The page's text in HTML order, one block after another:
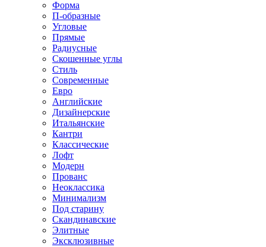
Форма
П-образные
Угловые
Прямые
Радиусные
Скошенные углы
Стиль
Современные
Евро
Английские
Дизайнерские
Итальянские
Кантри
Классические
Лофт
Модерн
Прованс
Неоклассика
Минимализм
Под старину
Скандинавские
Элитные
Эксклюзивные